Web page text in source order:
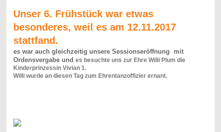
Unser 6. Frühstück war etwas
besonderes, weil es am 12.11.2017
stattfand.
es war auch gleichzeitig unsere Sessionseröffnung mit
Ordensvergabe und es besuchte uns zur Ehre Willi Plum die
Kinderprinzessin Vivian 1.
Willi wurde an diesen Tag zum Ehrentanzoffizier ernant.